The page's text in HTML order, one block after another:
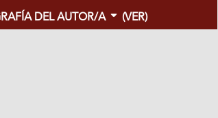
DEL AUTOR/A (VER)